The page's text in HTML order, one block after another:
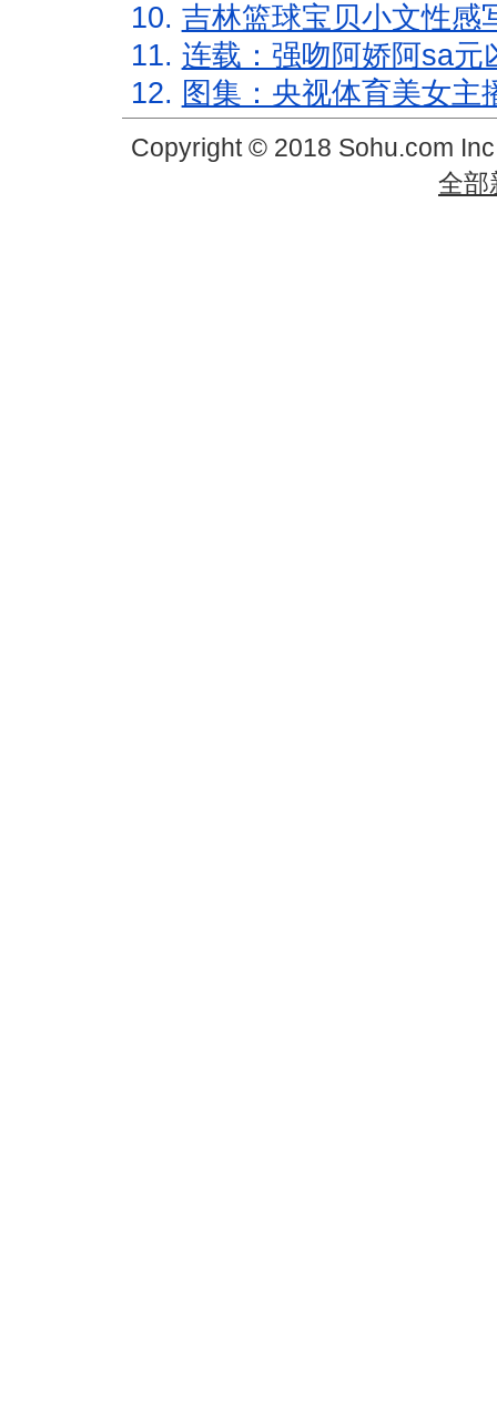
10. 吉林篮球宝贝小文性感
11. 连载：强吻阿娇阿sa元
12. 图集：央视体育美女主
Copyright © 2018 Sohu.com
全部